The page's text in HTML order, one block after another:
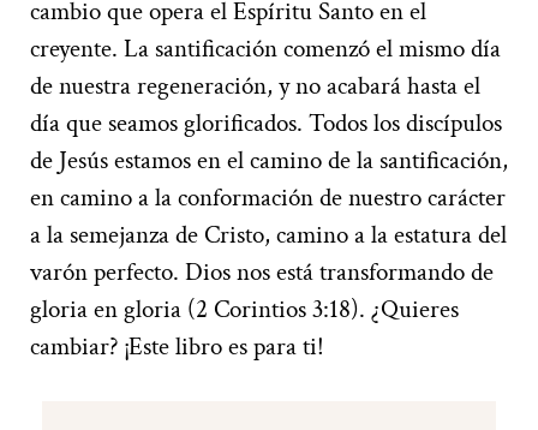
cambio que opera el Espíritu Santo en el
creyente. La santificación comenzó el mismo día
de nuestra regeneración, y no acabará hasta el
día que seamos glorificados. Todos los discípulos
de Jesús estamos en el camino de la santificación,
en camino a la conformación de nuestro carácter
a la semejanza de Cristo, camino a la estatura del
varón perfecto. Dios nos está transformando de
gloria en gloria (2 Corintios 3:18). ¿Quieres
cambiar? ¡Este libro es para ti!